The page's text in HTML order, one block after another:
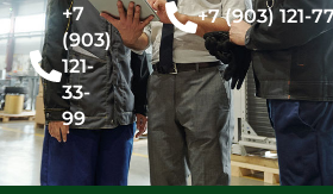
+7
(903)
121-
33-
99
+7 (903) 121-